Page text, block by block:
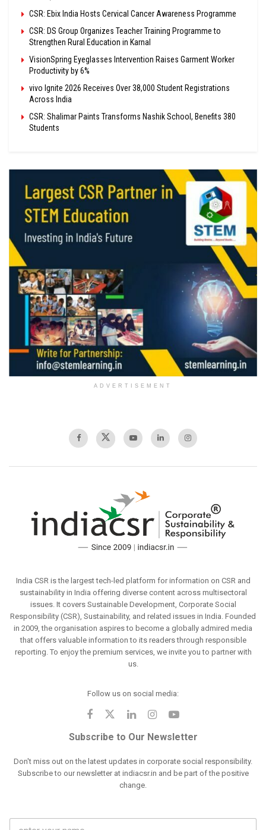
CSR: Ebix India Hosts Cervical Cancer Awareness Programme
CSR: DS Group Organizes Teacher Training Programme to
Strengthen Rural Education in Karnal
VisionSpring Eyeglasses Intervention Raises Garment Worker
Productivity by 6%
vivo Ignite 2026 Receives Over 38,000 Student Registrations
Across India
CSR: Shalimar Paints Transforms Nashik School, Benefits 380
Students
ADVERTISEMENT
India CSR is the largest tech-led platform for information on CSR and
sustainability in India offering diverse content across multisectoral
issues. It covers Sustainable Development, Corporate Social
Responsibility (CSR), Sustainability, and related issues in India. Founded
in 2009, the organisation aspires to become a globally admired media
that offers valuable information to its readers through responsible
reporting. To enjoy the premium services, we invite you to partner with
us.
Follow us on social media:
Subscribe to Our Newsletter
Don't miss out on the latest updates in corporate social responsibility.
Subscribe to our newsletter at indiacsr.in and be part of the positive
change.
F